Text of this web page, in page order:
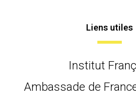
Liens utiles
Institut
Ambassade de